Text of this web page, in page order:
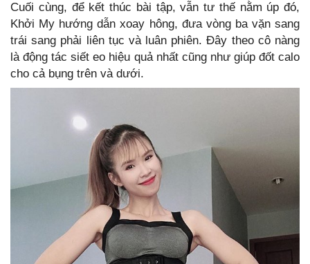
Cuối cùng, để kết thúc bài tập, vẫn tư thế nằm úp đó,
Khởi My hướng dẫn xoay hông, đưa vòng ba vặn sang
trái sang phải liên tục và luân phiên. Đây theo cô nàng
là động tác siết eo hiệu quả nhất cũng như giúp đốt calo
cho cả bụng trên và dưới.